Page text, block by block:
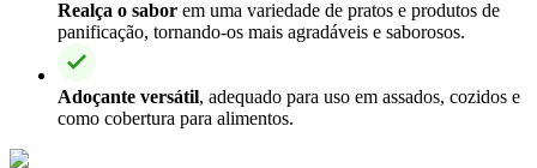
Realça o sabor em uma variedade de pratos e produtos de
panificação, tornando-os mais agradáveis e saborosos.
Adoçante versátil, adequado para uso em assados, cozidos e
como cobertura para alimentos.